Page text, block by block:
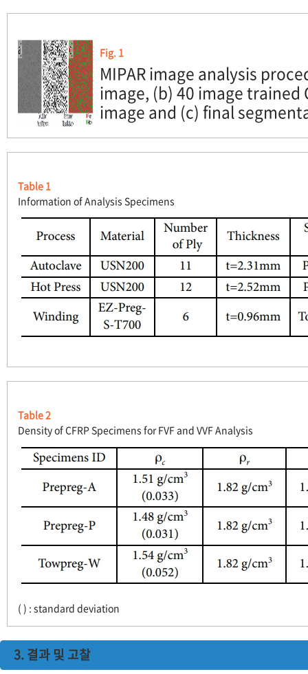
Fig. 1
MIPAR image analysis
image, (b) 40 image trained
image and (c) final
Table 1
Information of Analysis Specimens
Table 2
Density of CFRP Specimens for FVF and VVF Analysis
( ) : standard deviation
3. 결과 및 고찰